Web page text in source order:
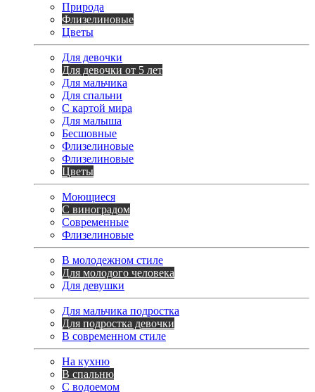
Природа
Флизелиновые
Цветы
Для девочки
Для девочки от 5 лет
Для мальчика
Для спальни
С картой мира
Для малыша
Бесшовные
Флизелиновые
Флизелиновые
Цветы
Моющиеся
С виноградом
Современные
Флизелиновые
В молодежном стиле
Для молодого человека
Для девушки
Для мальчика подростка
Для подростка девочки
В современном стиле
На кухню
В спальню
С водоемом